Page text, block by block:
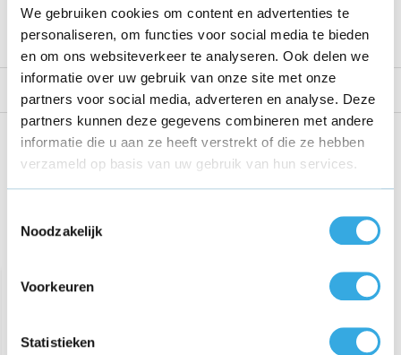
We gebruiken cookies om content en advertenties te
personaliseren, om functies voor social media te bieden
en om ons websiteverkeer te analyseren. Ook delen we
informatie over uw gebruik van onze site met onze
partners voor social media, adverteren en analyse. Deze
partners kunnen deze gegevens combineren met andere
informatie die u aan ze heeft verstrekt of die ze hebben
verzameld op basis van uw gebruik van hun services.
Noodzakelijk
Voorkeuren
Statistieken
Bekijk alle specificaties
Share this product!